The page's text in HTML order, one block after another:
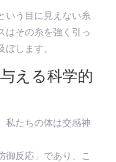
いう目に見えない糸
はその糸を強く引っ
します。
える科学的
私たちの体は交感神
御反応」であり、こ